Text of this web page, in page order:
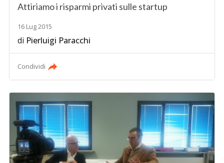
Attiriamo i risparmi privati sulle startup
16 Lug 2015
di Pierluigi Paracchi
Condividi